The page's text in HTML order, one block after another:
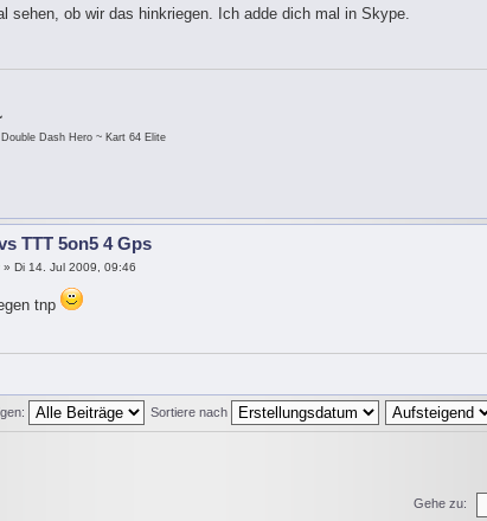
sehen, ob wir das hinkriegen. Ich adde dich mal in Skype.
Dash Hero ~ Kart 64 Elite
TTT 5on5 4 Gps
» Di 14. Jul 2009, 09:46
tnp
Sortiere nach
Gehe zu: